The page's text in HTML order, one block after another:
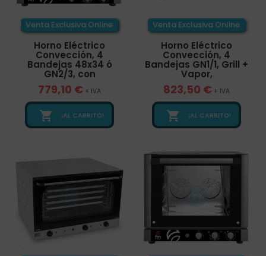
Venta Exclusiva Online
Horno Eléctrico
Convección, 4
Bandejas 48x34 ó
GN2/3, con
779,10 € + IVA
 ¡AL CARRITO!
Venta Exclusiva Online
Horno Eléctrico
Convección, 4
Bandejas GN1/1, Grill +
Vapor,
823,50 € + IVA
 ¡AL CARRITO!